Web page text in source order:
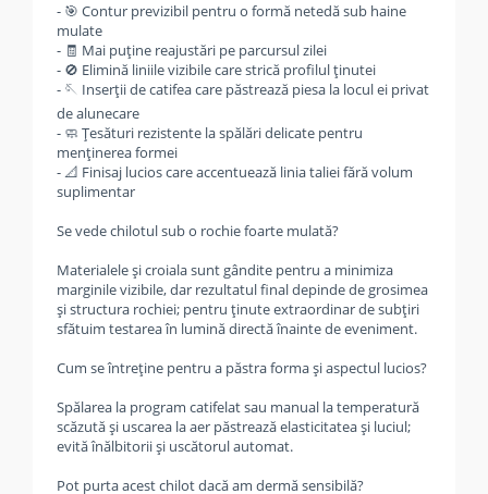
- 🎯 Contur previzibil pentru o formă netedă sub haine
mulate
- 🧾 Mai puține reajustări pe parcursul zilei
- 🚫 Elimină liniile vizibile care strică profilul ținutei
- 🪡 Inserții de catifea care păstrează piesa la locul ei privat
de alunecare
- 🧼 Țesături rezistente la spălări delicate pentru
menținerea formei
- 📐 Finisaj lucios care accentuează linia taliei fără volum
suplimentar
Se vede chilotul sub o rochie foarte mulată?
Materialele și croiala sunt gândite pentru a minimiza
marginile vizibile, dar rezultatul final depinde de grosimea
și structura rochiei; pentru ținute extraordinar de subțiri
sfătuim testarea în lumină directă înainte de eveniment.
Cum se întreține pentru a păstra forma și aspectul lucios?
Spălarea la program catifelat sau manual la temperatură
scăzută și uscarea la aer păstrează elasticitatea și luciul;
evită înălbitorii și uscătorul automat.
Pot purta acest chilot dacă am dermă sensibilă?